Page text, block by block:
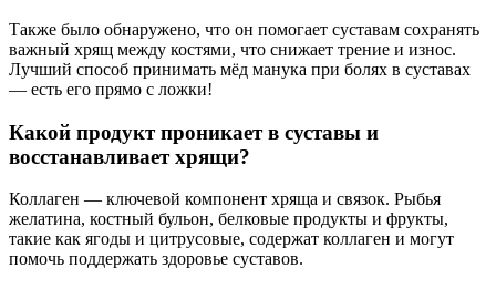
Также было обнаружено, что он помогает суставам сохранять
важный хрящ между костями, что снижает трение и износ.
Лучший способ принимать мёд манука при болях в суставах
— есть его прямо с ложки!
Какой продукт проникает в суставы и
восстанавливает хрящи?
Коллаген — ключевой компонент хряща и связок. Рыбья
желатина, костный бульон, белковые продукты и фрукты,
такие как ягоды и цитрусовые, содержат коллаген и могут
помочь поддержать здоровье суставов.